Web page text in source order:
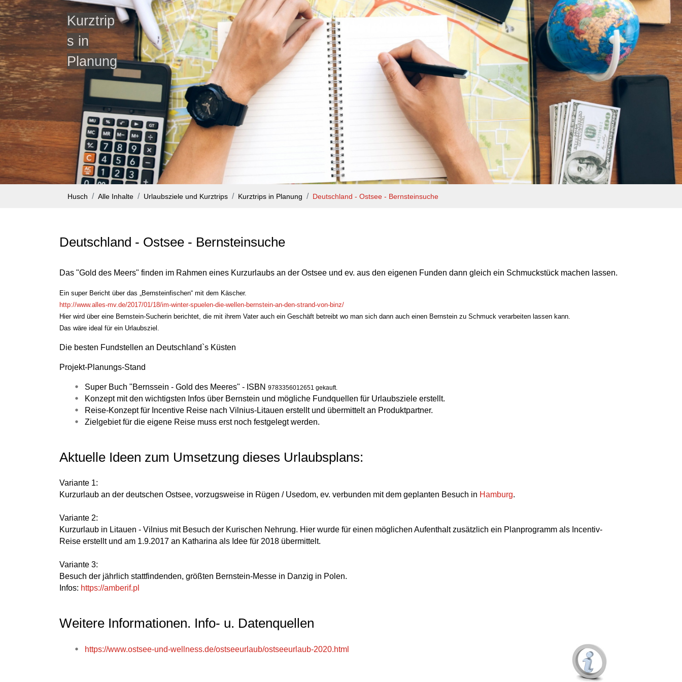
Kurztrip
s in
Planung
Husch Alle Inhalte Urlaubsziele und Kurztrips Kurztrips in Planung Deutschland - Ostsee - Bernsteinsuche
Deutschland - Ostsee - Bernsteinsuche
Das "Gold des Meers" finden im Rahmen eines Kurzurlaubs an der Ostsee und ev. aus den eigenen Funden dann gleich ein Schmuckstück machen lassen.
Ein super Bericht über das „Bernsteinfischen“ mit dem Käscher.
http://www.alles-mv.de/2017/01/18/im-winter-spuelen-die-wellen-bernstein-an-den-strand-von-binz/
Hier wird über eine Bernstein-Sucherin berichtet, die mit ihrem Vater auch ein Geschäft betreibt wo man sich dann auch einen Bernstein zu Schmuck verarbeiten lassen kann.
Das wäre ideal für ein Urlaubsziel.
Die besten Fundstellen an Deutschland`s Küsten
Projekt-Planungs-Stand
Super Buch "Bernssein - Gold des Meeres" - ISBN 9783356012651 gekauft.
Konzept mit den wichtigsten Infos über Bernstein und mögliche Fundquellen für Urlaubsziele erstellt.
Reise-Konzept für Incentive Reise nach Vilnius-Litauen erstellt und übermittelt an Produktpartner.
Zielgebiet für die eigene Reise muss erst noch festgelegt werden.
Aktuelle Ideen zum Umsetzung dieses Urlaubsplans:
Variante 1:
Kurzurlaub an der deutschen Ostsee, vorzugsweise in Rügen / Usedom, ev. verbunden mit dem geplanten Besuch in Hamburg.
Variante 2:
Kurzurlaub in Litauen - Vilnius mit Besuch der Kurischen Nehrung. Hier wurde für einen möglichen Aufenthalt zusätzlich ein Planprogramm als Incentiv-
Reise erstellt und am 1.9.2017 an Katharina als Idee für 2018 übermittelt.
Variante 3:
Besuch der jährlich stattfindenden, größten Bernstein-Messe in Danzig in Polen.
Infos: https://amberif.pl
Weitere Informationen. Info- u. Datenquellen
https://www.ostsee-und-wellness.de/ostseeurlaub/ostseeurlaub-2020.html